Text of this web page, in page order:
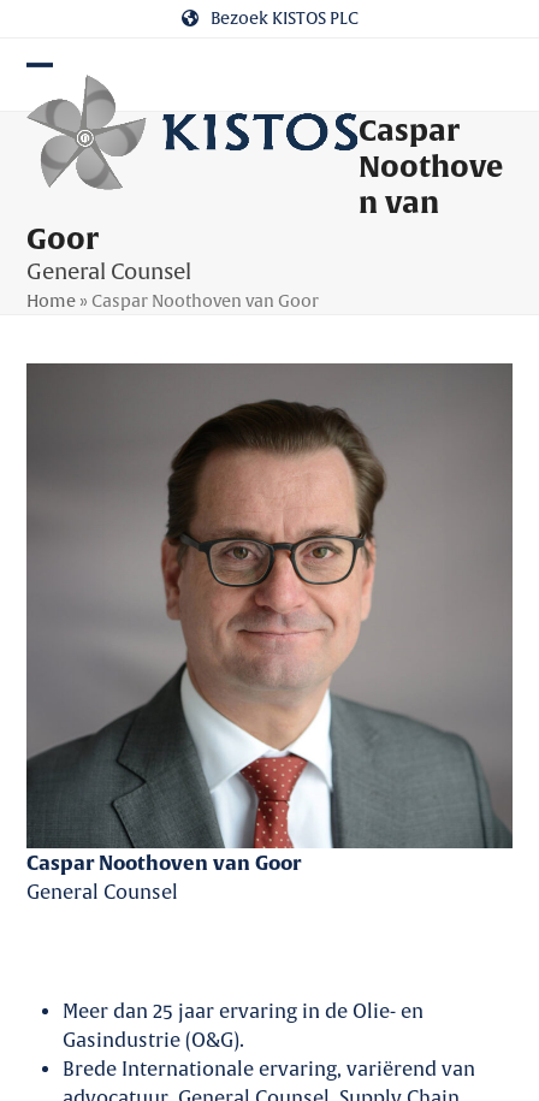
content
Bezoek KISTOS PLC
Open
mobile
menu
Close
mobile
menu
Caspar
Noothove
n van
Goor
General Counsel
Home » Caspar Noothoven van Goor
Caspar Noothoven van Goor
General Counsel
Meer dan 25 jaar ervaring in de Olie- en
Gasindustrie (O&G).
Brede Internationale ervaring, variërend van